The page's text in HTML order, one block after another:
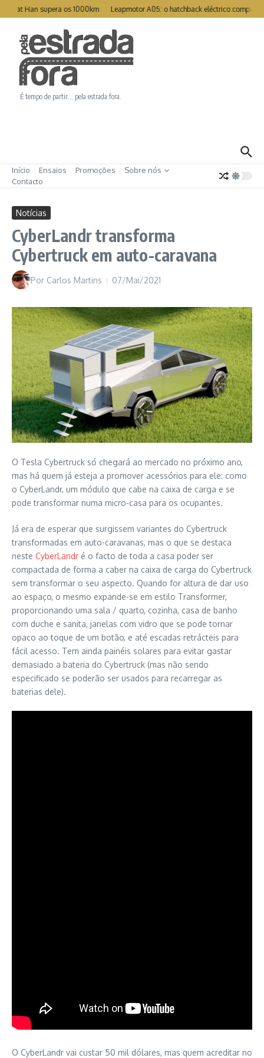
Ir para o conteúdo
Han supera os 1000km Leapmotor A05: o hatchback eléctrico compacto
É tempo de partir… pela estrada fora.
Início Ensaios Promoções
Sobre nós
Contacto
Notícias
CyberLandr transforma
Cybertruck em auto-caravana
Por Carlos Martins 07/Mai/2021
O Tesla Cybertruck só chegará ao mercado no próximo ano,
mas há quem já esteja a promover acessórios para ele: como
o CyberLandr, um módulo que cabe na caixa de carga e se
pode transformar numa micro-casa para os ocupantes.
Já era de esperar que surgissem variantes do Cybertruck
transformadas em auto-caravanas, mas o que se destaca
neste CyberLandr é o facto de toda a casa poder ser
compactada de forma a caber na caixa de carga do Cybertruck
sem transformar o seu aspecto. Quando for altura de dar uso
ao espaço, o mesmo expande-se em estilo Transformer,
proporcionando uma sala / quarto, cozinha, casa de banho
com duche e sanita, janelas com vidro que se pode tornar
opaco ao toque de um botão, e até escadas retrácteis para
fácil acesso. Tem ainda painéis solares para evitar gastar
demasiado a bateria do Cybertruck (mas não sendo
especificado se poderão ser usados para recarregar as
baterias dele).
O CyberLandr vai custar 50 mil dólares, mas quem acreditar no